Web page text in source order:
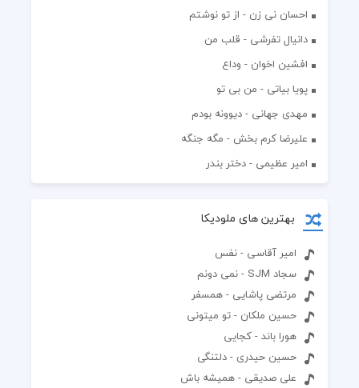
احسان نی زن - از تو نوشتم
دانیال تفرشی - قلب من
افشين اخوان - وداع
پویا بیاتی - من بی تو
مهدی جهانی - دیوونه بودم
علیرضا کرم بخش - مگه جنگه
امیر عظیمی - دختر بندر
بهترین های ملودیکا
امیر آقاسی - نفس
سجاد SJM - نمی دونم
مرتضی پاشایی - همسفر
حسین ملکان - تو میتونی
هورا باند - کجایی
حسین حیدری - دلتنگی
علی صدیقی - همیشه باش